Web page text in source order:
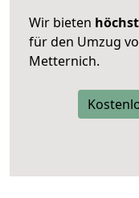
Wir bieten
für den Umzug
Metternich.